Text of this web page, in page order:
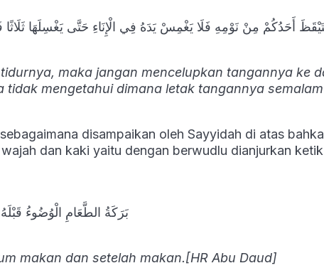
أَحَدُكُمْ مِنْ نَوْمِهِ فَلَا يَغْمِسْ يَدَهُ فِي الْإِنَاءِ حَتَّى يَغْسِلَهَا ثَلَاثًا
maka jangan mencelupkan tangannya ke
mengetahui dimana letak tangannya
disampaikan oleh Sayyidah di atas
dan kaki yaitu dengan berwudlu dianjurkan
بَرَكَةُ الطَّعَامِ الْوُضُوءُ
makan dan setelah makan.[HR Abu Daud]